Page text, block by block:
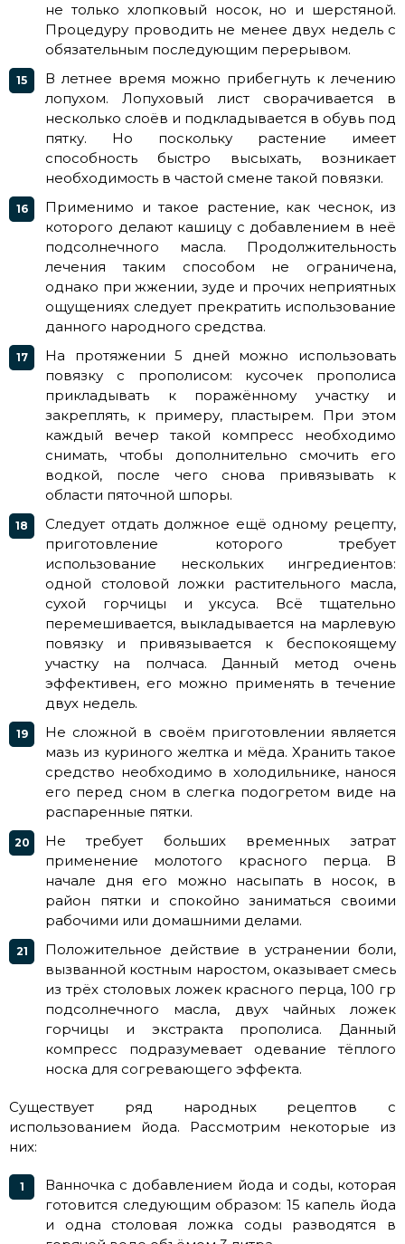
не только хлопковый носок, но и шерстяной.
Процедуру проводить не менее двух недель с
обязательным последующим перерывом.
В летнее время можно прибегнуть к лечению
лопухом. Лопуховый лист сворачивается в
несколько слоёв и подкладывается в обувь под
пятку. Но поскольку растение имеет
способность быстро высыхать, возникает
необходимость в частой смене такой повязки.
Применимо и такое растение, как чеснок, из
которого делают кашицу с добавлением в неё
подсолнечного масла. Продолжительность
лечения таким способом не ограничена,
однако при жжении, зуде и прочих неприятных
ощущениях следует прекратить использование
данного народного средства.
На протяжении 5 дней можно использовать
повязку с прополисом: кусочек прополиса
прикладывать к поражённому участку и
закреплять, к примеру, пластырем. При этом
каждый вечер такой компресс необходимо
снимать, чтобы дополнительно смочить его
водкой, после чего снова привязывать к
области пяточной шпоры.
Следует отдать должное ещё одному рецепту,
приготовление которого требует
использование нескольких ингредиентов:
одной столовой ложки растительного масла,
сухой горчицы и уксуса. Всё тщательно
перемешивается, выкладывается на марлевую
повязку и привязывается к беспокоящему
участку на полчаса. Данный метод очень
эффективен, его можно применять в течение
двух недель.
Не сложной в своём приготовлении является
мазь из куриного желтка и мёда. Хранить такое
средство необходимо в холодильнике, нанося
его перед сном в слегка подогретом виде на
распаренные пятки.
Не требует больших временных затрат
применение молотого красного перца. В
начале дня его можно насыпать в носок, в
район пятки и спокойно заниматься своими
рабочими или домашними делами.
Положительное действие в устранении боли,
вызванной костным наростом, оказывает смесь
из трёх столовых ложек красного перца, 100 гр
подсолнечного масла, двух чайных ложек
горчицы и экстракта прополиса. Данный
компресс подразумевает одевание тёплого
носка для согревающего эффекта.
Существует ряд народных рецептов с
использованием йода. Рассмотрим некоторые из
них:
Ванночка с добавлением йода и соды, которая
готовится следующим образом: 15 капель йода
и одна столовая ложка соды разводятся в